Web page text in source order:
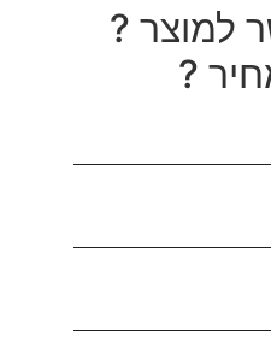
למוצר ?
?